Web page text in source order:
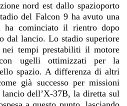
nord est dallo spazioporto
del Falcon 9 ha avuto una
ha cominciato il rientro dopo
dal lancio. Lo stadio superiore
nei tempi prestabiliti il motore
ugelli ottimizzati per la
spazio. A differenza di altri
già successo per missioni
dell’X-37B, la diretta sul